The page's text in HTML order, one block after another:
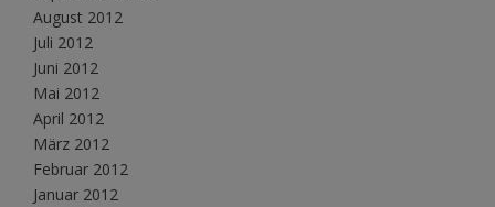
August 2012
Juli 2012
Juni 2012
Mai 2012
April 2012
März 2012
Februar 2012
Januar 2012